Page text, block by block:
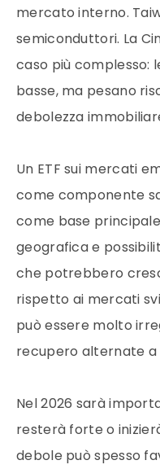
mercato interno.
semiconduttori. La
caso più complesso:
basse, ma pesano
debolezza
Un ETF sui mercati
come componente
come base
geografica e
che potrebbero
rispetto ai mercati
può essere molto
recupero alternate a
Nel 2026 sarà
resterà forte o
debole può spesso